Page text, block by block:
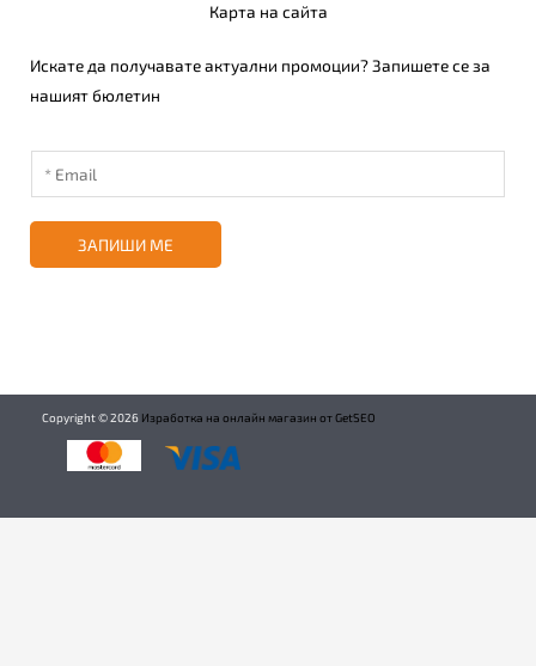
Карта на сайта
Искате да получавате актуални промоции? Запишете се за
нашият бюлетин
ЗАПИШИ МЕ
Copyright ©2026 Изработка на онлайн магазин от GetSEO